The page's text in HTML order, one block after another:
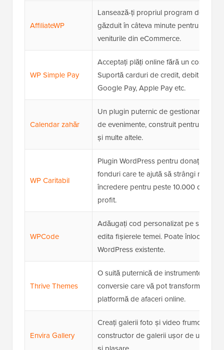
AffiliateWP
Lansează-ți propriul program de
găzduit în câteva minute pentru a-ți
veniturile din eCommerce.
WP Simple Pay
Acceptați plăți online fără un coș de
Suportă carduri de credit, debit
Google Pay, Apple Pay etc.
Calendar zahăr
Un plugin puternic de gestionare a
de evenimente, construit pentru
și multe altele.
WP Caritabil
Plugin WordPress pentru donații și
fonduri care te ajută să strângi mai
încredere pentru peste 10.000 de
profit.
WPCode
Adăugați cod personalizat pe site-ul
edita fișierele temei. Poate înlocui zeci
WordPress existente.
Thrive Themes
O suită puternică de instrumente axate
conversie care vă pot transforma site-
platformă de afaceri online.
Envira Gallery
Creați galerii foto și video frumoase
constructor de galerii ușor de utilizat,